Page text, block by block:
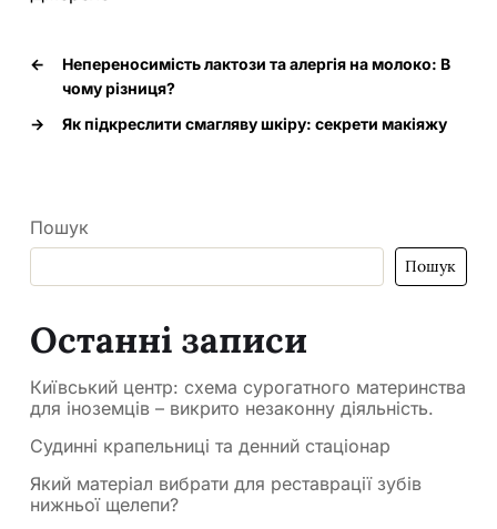
←
Непереносимість лактози та алергія на молоко: В
чому різниця?
→
Як підкреслити смагляву шкіру: секрети макіяжу
Пошук
Пошук
Останні записи
Київський центр: схема сурогатного материнства
для іноземців – викрито незаконну діяльність.
Судинні крапельниці та денний стаціонар
Який матеріал вибрати для реставрації зубів
нижньої щелепи?